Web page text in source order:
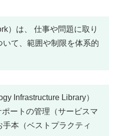
）は、 仕事や問題に取り
て、範囲や制限を体系的
Infrastructure Library）
ートの管理（サービスマ
本（ベストプラクティ